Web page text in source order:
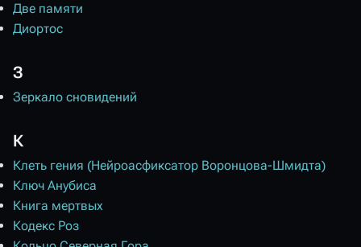
Две памяти
Диортос
З
Зеркало сновидений
К
Клеть гения (Нейроасфиксатор Воронцова-Шмидта)
Ключ Анубиса​
Книга мертвых
Кодекс Роз